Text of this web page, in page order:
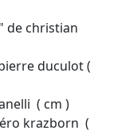
de christian
duculot (
( cm )
krazborn (